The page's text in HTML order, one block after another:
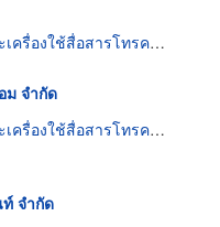
องใช้สื่อสารโทรคมนาคม
ม จำกัด
องใช้สื่อสารโทรคมนาคม
จำกัด